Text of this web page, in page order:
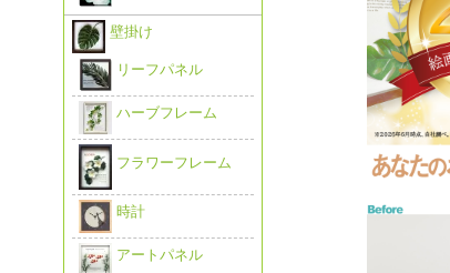
壁掛け
リーフパネル
ハーブフレーム
フラワーフレーム
時計
アートパネル